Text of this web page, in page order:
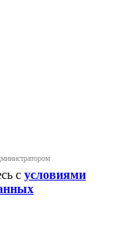
с условиями